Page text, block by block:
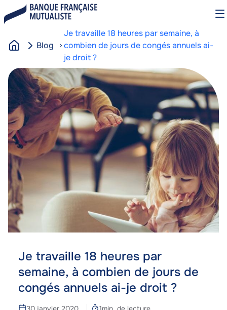
au
principal
c
c
u
e
i
l
Blog
Je travaille 18 heures par semaine, à
combien de jours de congés annuels ai-
je droit ?
Je travaille 18 heures par
semaine, à combien de jours de
congés annuels ai-je droit ?
Temps
Image
Image